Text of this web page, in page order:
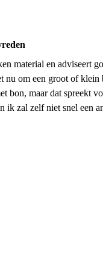
material en adviseert
nu om een groot of
bon, maar dat spreekt
ik zal zelf niet snel een